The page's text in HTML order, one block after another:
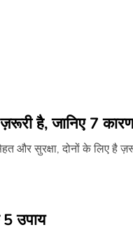
ज़रूरी है, जानिए 7 कारण
और सुरक्षा, दोनों के लिए है
5 उपाय